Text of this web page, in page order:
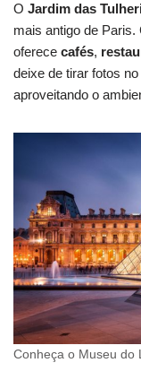
O Jardim das
mais antigo de
oferece cafés,
deixe de tirar fotos no
aproveitando o
Conheça o Museu do